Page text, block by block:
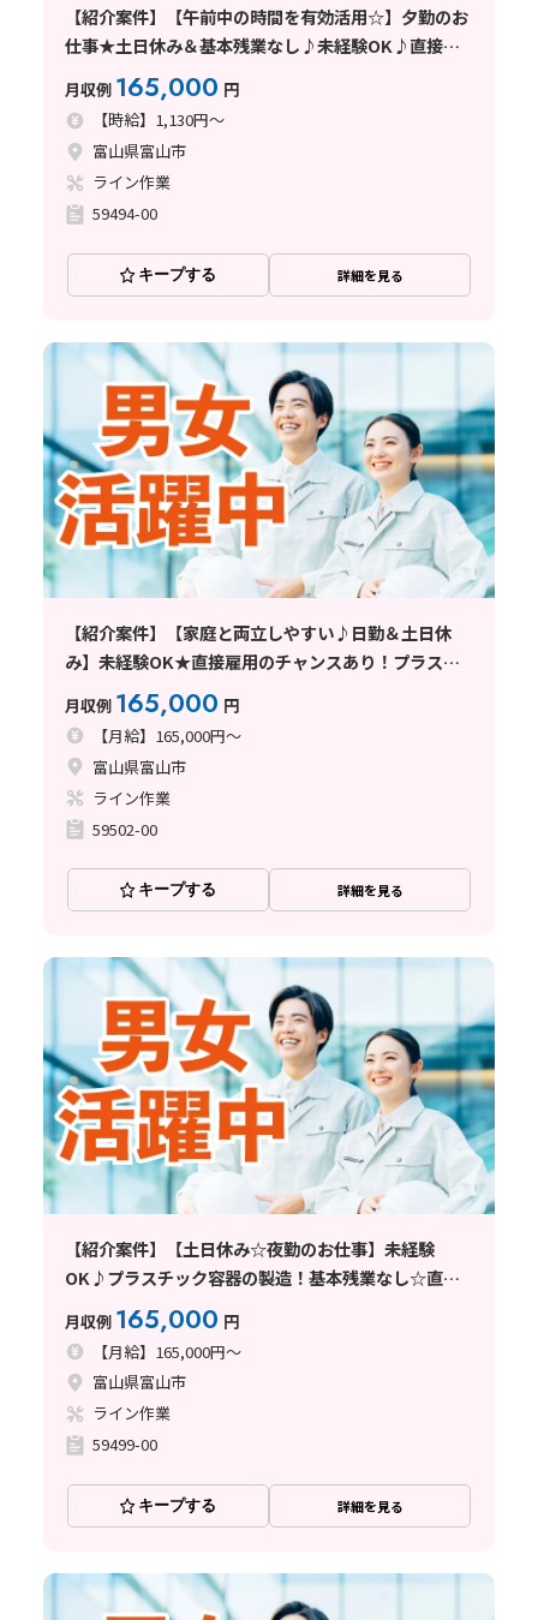
【紹介案件】【午前中の時間を有効活用☆】夕勤のお
仕事★土日休み＆基本残業なし♪未経験OK♪直接雇
用のチャンスあり◎プラスチック容器の製造！☆茶髪
＆ヒゲOK★20代～40代の男女活躍
月収例 165,000 円
【時給】1,130円～
富山県富山市
ライン作業
59494-00
キープする 詳細を見る
【紹介案件】【家庭と両立しやすい♪日勤＆土日休
み】未経験OK★直接雇用のチャンスあり！プラスチ
ック容器の製造！基本残業なし☆マイカー通勤
OK♪20代～40代男女活躍中
月収例 165,000 円
【月給】165,000円～
富山県富山市
ライン作業
59502-00
キープする 詳細を見る
【紹介案件】【土日休み☆夜勤のお仕事】未経験
OK♪プラスチック容器の製造！基本残業なし☆直接
雇用のチャンスあり◎茶髪＆ヒゲOK！20代～40代の
男女活躍中
月収例 165,000 円
【月給】165,000円～
富山県富山市
ライン作業
59499-00
キープする 詳細を見る